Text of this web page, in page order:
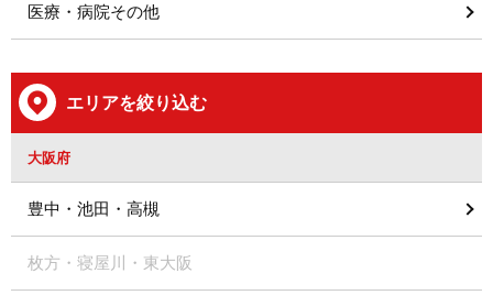
医療・病院その他
エリアを絞り込む
大阪府
豊中・池田・高槻
枚方・寝屋川・東大阪